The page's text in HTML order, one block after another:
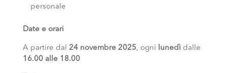
personale
Date e orari
A partire dal 24 novembre 2025, ogni lunedì dalle
16.00 alle 18.00